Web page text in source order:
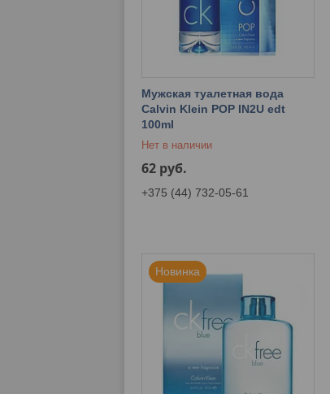
Мужская туалетная вода
Calvin Klein POP IN2U edt
100ml
Нет в наличии
62 руб.
+375 (44) 732-05-61
Новинка